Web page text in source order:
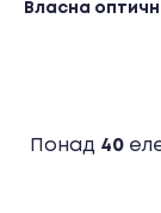
Власна
Понад 40